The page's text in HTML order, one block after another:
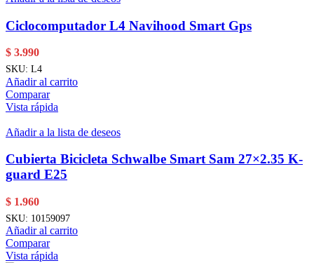
Ciclocomputador L4 Navihood Smart Gps
$ 3.990
SKU: L4
Añadir al carrito
Comparar
Vista rápida
Añadir a la lista de deseos
Cubierta Bicicleta Schwalbe Smart Sam 27×2.35 K-
guard E25
$ 1.960
SKU: 10159097
Añadir al carrito
Comparar
Vista rápida